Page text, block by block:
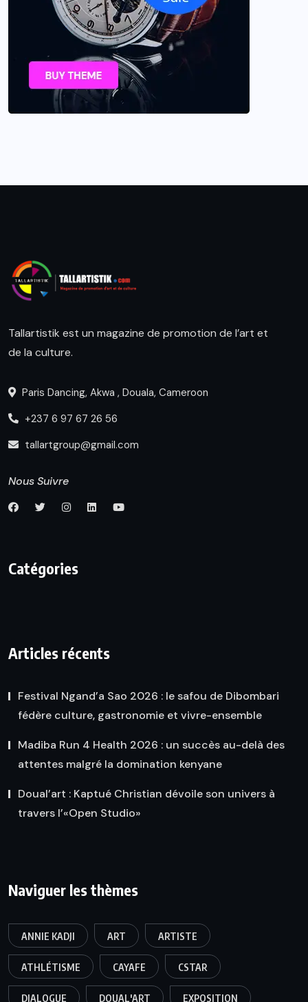
Tallartistik est un magazine de promotion de l’art et
de la culture.
Paris Dancing, Akwa , Douala, Cameroon
+237 6 97 67 26 56
tallartgroup@gmail.com
Nous Suivre
Catégories
Articles récents
Festival Ngand’a Sao 2026 : le safou de Dibombari
fédère culture, gastronomie et vivre-ensemble
Madiba Run 4 Health 2026 : un succès au-delà des
attentes malgré la domination kenyane
Doual’art : Kaptué Christian dévoile son univers à
travers l’«Open Studio»
Naviguer les thèmes
ANNIE KADJI ART ARTISTE
ATHLÉTISME CAYAFE CSTAR
DIALOGUE DOUAL'ART EXPOSITION